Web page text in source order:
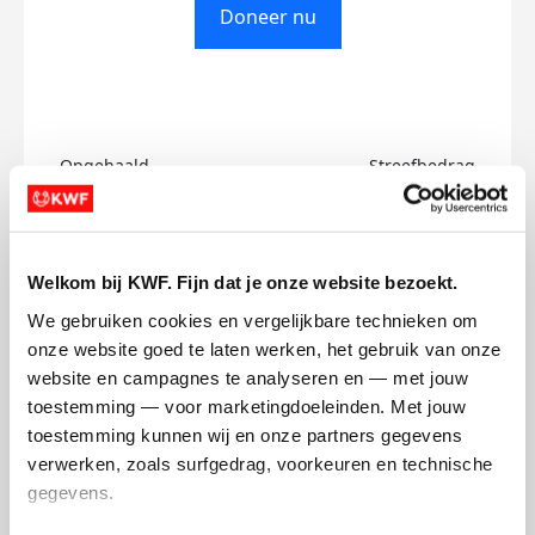
Welkom bij KWF. Fijn dat je onze website bezoekt.
We gebruiken cookies en vergelijkbare technieken om
onze website goed te laten werken, het gebruik van onze
website en campagnes te analyseren en — met jouw
toestemming — voor marketingdoeleinden. Met jouw
toestemming kunnen wij en onze partners gegevens
verwerken, zoals surfgedrag, voorkeuren en technische
gegevens.
Doneer nu
Opgehaald
€0
Streefbedrag
€500
Joshua's badges